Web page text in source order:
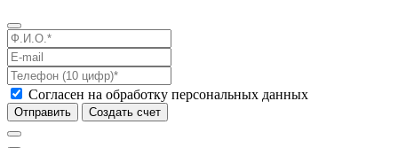
Согласен на обработку персональных данных
Отправить Создать счет